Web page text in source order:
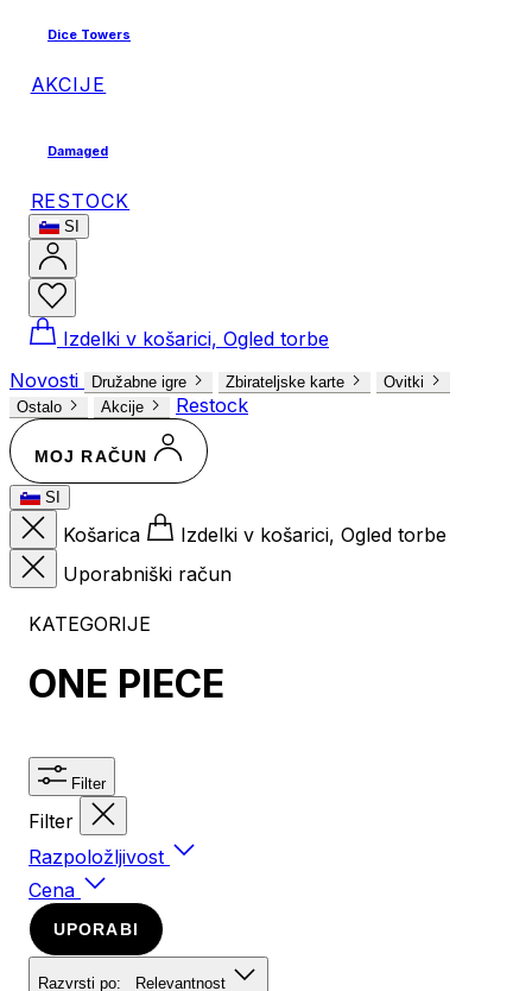
Dice Towers
AKCIJE
Damaged
RESTOCK
SI
Izdelki v košarici, Ogled torbe
Novosti
Družabne igre Zbirateljske karte
Ovitki
Ostalo
Akcije Restock
MOJ RAČUN
SI
Košarica
Izdelki v košarici, Ogled torbe
Uporabniški račun
KATEGORIJE
ONE PIECE
Filter
Filter
Razpoložljivost
Cena
UPORABI
Razvrsti po: Relevantnost